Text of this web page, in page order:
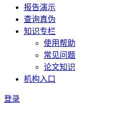
报告演示
查询真伪
知识专栏
使用帮助
常见问题
论文知识
机构入口
登录